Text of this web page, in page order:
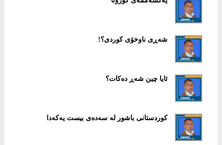
شەڕی ناوخۆی کوردی؟!
ئایا چین شەڕ دەکات؟
کوردستانی باشور لە سەدەی بیست یەکەدا